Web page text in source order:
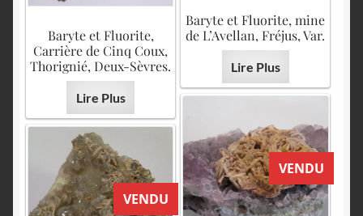
Baryte et Fluorite, mine
de L’Avellan, Fréjus, Var.
Lire Plus
Baryte et Fluorite,
Carrière de Cinq Coux,
Thorignié, Deux-Sèvres.
Lire Plus
VENDU
VENDU